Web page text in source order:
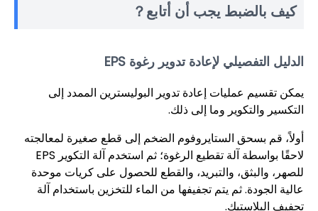
كيف بالضبط يجب أن أتابع？
الدليل التفصيلي لإعادة تدوير رغوة EPS
يمكن تقسيم عمليات إعادة تدوير البوليسترين الممدد إلى
التكسير والتكوير وما إلى ذلك.
أولاً، قم بسحق الستايروفوم الضخم إلى قطع صغيرة لمعالجته
لاحقًا بواسطة آلة تقطيع الرغوة؛ ثم استخدم آلة التكوير EPS
للصهر، والبثق، والتبريد، والقطع للحصول على كريات موحدة
عالية الجودة. ثم يتم تجفيفها من الماء للتخزين باستخدام آلة
تجفيف البلاستيك.